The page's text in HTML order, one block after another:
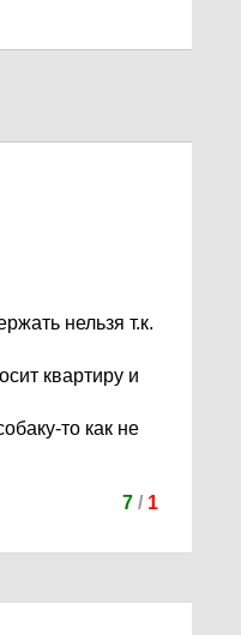
нельзя т.к.
квартиру и
то как не
7/ 1